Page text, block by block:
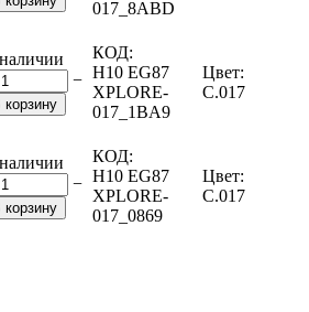
017_8ABD
−
корзину
КОД:
H10 EG87
XPLORE-
017_1BA9
Цвет:
C.017
−
корзину
КОД:
H10 EG87
XPLORE-
017_0869
Цвет:
C.017